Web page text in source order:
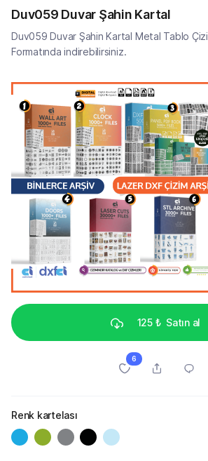
Duv059 Duvar Şahin Kartal
Duv059 Duvar Şahin Kartal Metal Tablo
Formatında indirebilirsiniz.
125 ₺ Satın al
6
Renk kartelası